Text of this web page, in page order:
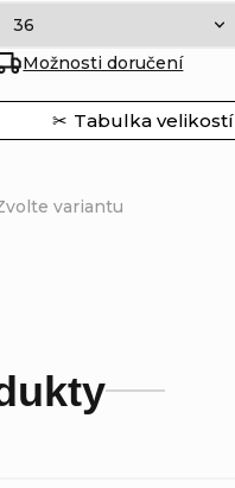
variantu
Možnosti doručení
Tabulka velikostí